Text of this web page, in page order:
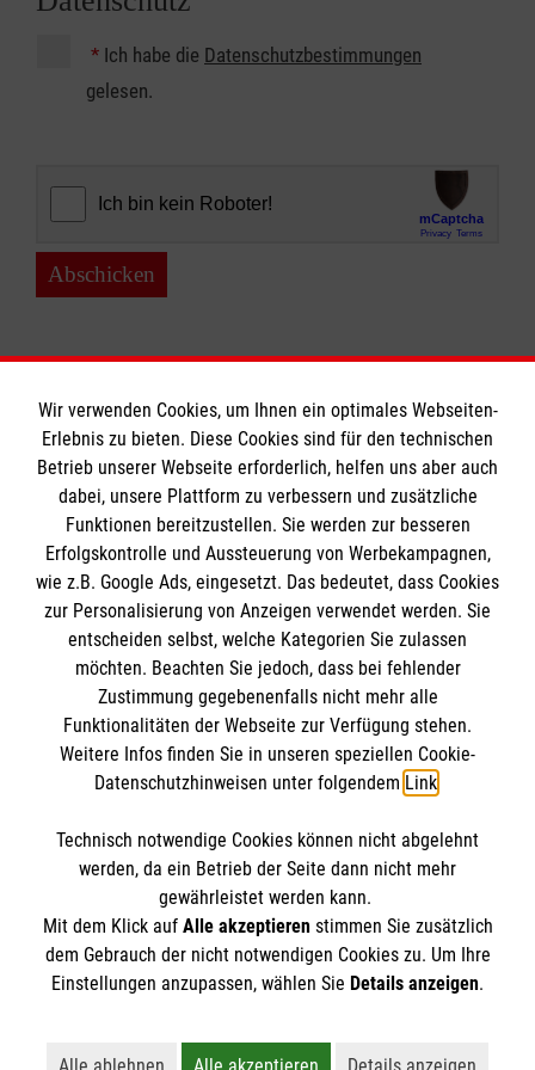
* Ich habe die Datenschutzbestimmungen
gelesen.
Abschicken
Informationen
Impressum
Datenschutz
Barrierefreiheit
Kontakt
Die Malteser
Malteser in Deutschland
Malteserorden
Sharepoint
Spendenkonto
Pax-Bank für Kirche und Caritas eG
IBAN: DE22 3706 0193 4001 1550 54
BIC / S.W.I.F.T: GENODED1PAX
So finden Sie uns
Langgasse 16–20
35510 Butzbach
Email:info.butzbach@malteser.org
Der Malteser Hilfsdienst e.V. ist als eingetragene
Gewerbesteuer befreit.
Wir verwenden Cookies, um Ihnen ein optimales Webseiten-
Erlebnis zu bieten. Diese Cookies sind für den technischen
Betrieb unserer Webseite erforderlich, helfen uns aber auch
dabei, unsere Plattform zu verbessern und zusätzliche
Funktionen bereitzustellen. Sie werden zur besseren
Erfolgskontrolle und Aussteuerung von Werbekampagnen,
wie z.B. Google Ads, eingesetzt. Das bedeutet, dass Cookies
zur Personalisierung von Anzeigen verwendet werden. Sie
entscheiden selbst, welche Kategorien Sie zulassen
möchten. Beachten Sie jedoch, dass bei fehlender
Zustimmung gegebenenfalls nicht mehr alle
Funktionalitäten der Webseite zur Verfügung stehen.
Weitere Infos finden Sie in unseren speziellen Cookie-
Datenschutzhinweisen unter folgendem Link.
Technisch notwendige Cookies können nicht abgelehnt
werden, da ein Betrieb der Seite dann nicht mehr
gewährleistet werden kann.
Mit dem Klick auf Alle akzeptierenstimmen Sie zusätzlich
dem Gebrauch der nicht notwendigen Cookies zu. Um Ihre
Einstellungen anzupassen, wählen Sie Details anzeigen.